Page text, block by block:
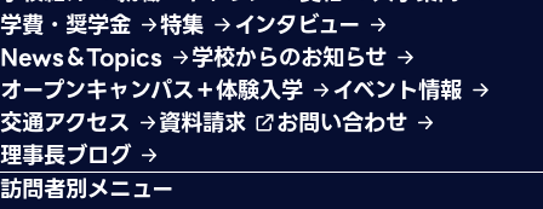
学費・奨学金
特集
インタビュー
News＆Topics
学校からのお知らせ
オープンキャンパス＋体験入学
イベント情報
交通アクセス
資料請求
お問い合わせ
理事長ブログ
訪問者別メニュー